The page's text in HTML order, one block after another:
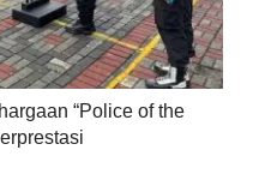
“Police of the